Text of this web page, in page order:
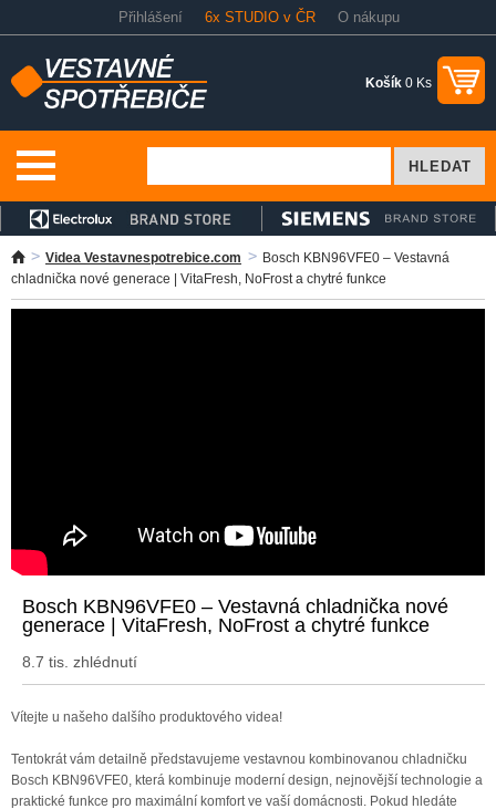
Přihlášení 6x STUDIO v ČR O nákupu
Košík 0 Ks
Videa Vestavnespotrebice.com
Bosch KBN96VFE0 – Vestavná
chladnička nové generace | VitaFresh, NoFrost a chytré funkce
Bosch KBN96VFE0 – Vestavná chladnička nové
generace | VitaFresh, NoFrost a chytré funkce
8.7 tis. zhlédnutí
Vítejte u našeho dalšího produktového videa!
Tentokrát vám detailně představujeme vestavnou kombinovanou chladničku
Bosch KBN96VFE0, která kombinuje moderní design, nejnovější technologie a
praktické funkce pro maximální komfort ve vaší domácnosti. Pokud hledáte